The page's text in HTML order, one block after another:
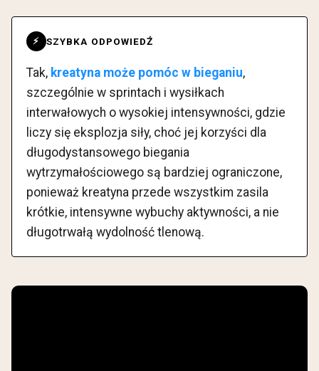
⚡ SZYBKA ODPOWIEDŹ
Tak, kreatyna może pomóc w bieganiu,
szczególnie w sprintach i wysiłkach
interwałowych o wysokiej intensywności, gdzie
liczy się eksplozja siły, choć jej korzyści dla
długodystansowego biegania
wytrzymałościowego są bardziej ograniczone,
ponieważ kreatyna przede wszystkim zasila
krótkie, intensywne wybuchy aktywności, a nie
długotrwałą wydolność tlenową.